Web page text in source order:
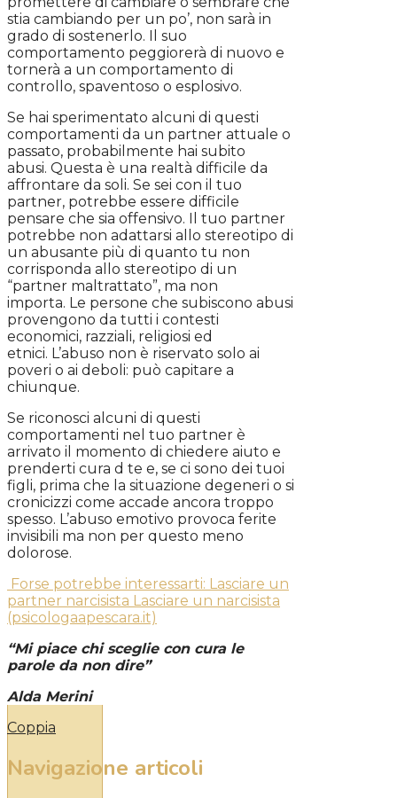
stia cambiando per un po’, non sarà in
grado di sostenerlo. Il suo
comportamento peggiorerà di nuovo e
tornerà a un comportamento di
controllo, spaventoso o esplosivo.
Se hai sperimentato alcuni di questi
comportamenti da un partner attuale o
passato, probabilmente hai subito
abusi. Questa è una realtà difficile da
affrontare da soli. Se sei con il tuo
partner, potrebbe essere difficile
pensare che sia offensivo. Il tuo partner
potrebbe non adattarsi allo stereotipo di
un abusante più di quanto tu non
corrisponda allo stereotipo di un
“partner maltrattato”, ma non
importa. Le persone che subiscono abusi
provengono da tutti i contesti
economici, razziali, religiosi ed
etnici. L’abuso non è riservato solo ai
poveri o ai deboli: può capitare a
chiunque.
Se riconosci alcuni di questi
comportamenti nel tuo partner è
arrivato il momento di chiedere aiuto e
prenderti cura d te e, se ci sono dei tuoi
figli, prima che la situazione degeneri o si
cronicizzi come accade ancora troppo
spesso. L’abuso emotivo provoca ferite
invisibili ma non per questo meno
dolorose.
Forse potrebbe interessarti: Lasciare un
partner narcisista Lasciare un narcisista
(psicologaapescara.it)
“Mi piace chi sceglie con cura le
parole da non dire”
Alda Merini
Coppia
Navigazione articoli